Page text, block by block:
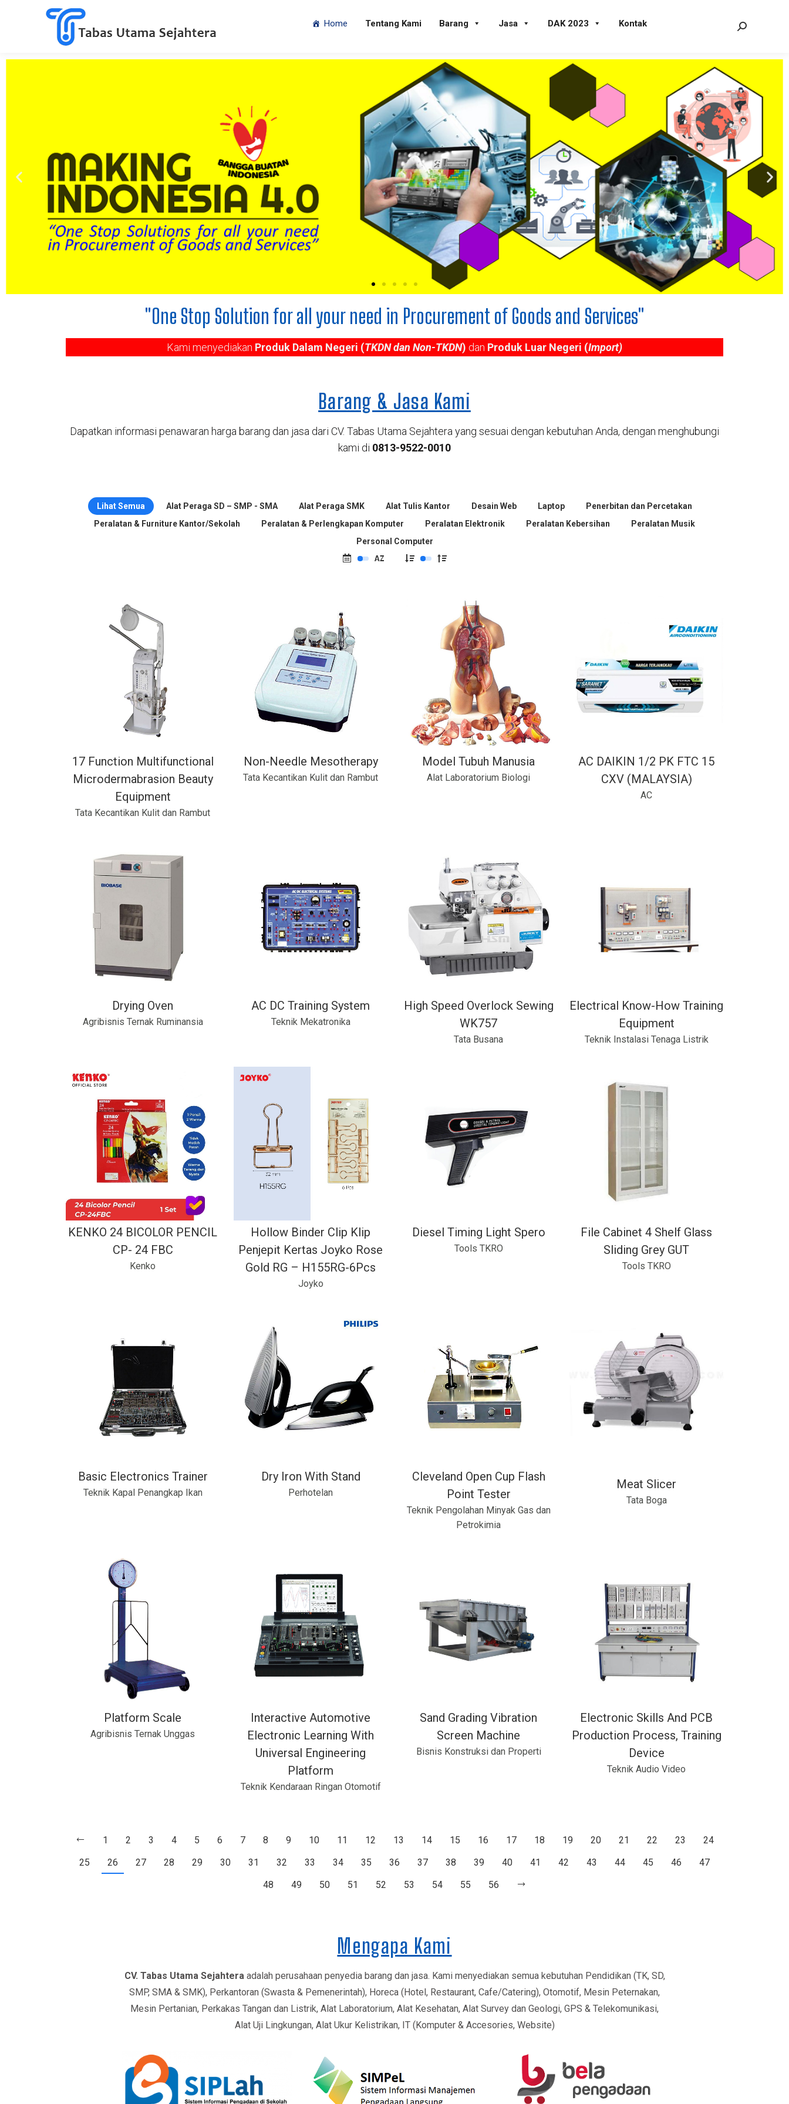
Home Tentang Kami Barang Jasa DAK 2023 Kontak
Alat Peraga SMK
Revitalisasi sarana pembelajaran SMK dengan alat peraga SMK yang kami sediakan
sesuai dengan bidang keahlian, guna mempersiapkan lulusan yang memiliki
kompetensi ketrampilan atau keahlian di dunia usaha dan industri
Lihat Halaman
"One Stop Solution for all your need in Procurement of Goods and Services"
Kami menyediakan Produk Dalam Negeri (TKDN dan Non-TKDN) dan Produk Luar Negeri (Import)
Barang & Jasa Kami
Dapatkan informasi penawaran harga barang dan jasa dari CV. Tabas Utama Sejahtera yang sesuai dengan kebutuhan Anda, dengan menghubungi
kami di 0813-9522-0010
Lihat Semua Alat Peraga SD – SMP - SMA Alat Peraga SMK Alat Tulis Kantor Desain Web Laptop
Penerbitan dan Percetakan
Peralatan & Furniture Kantor/Sekolah
Peralatan & Perlengkapan Komputer Peralatan Elektronik Peralatan Kebersihan
Peralatan Musik
Personal Computer
17 Function Multifunctional
Microdermabrasion Beauty
Equipment
Tata Kecantikan Kulit dan Rambut
Non-Needle Mesotherapy
Tata Kecantikan Kulit dan Rambut
Model Tubuh Manusia
Alat Laboratorium Biologi
AC DAIKIN 1/2 PK FTC 15
CXV (MALAYSIA)
AC
Drying Oven
Agribisnis Ternak Ruminansia
AC DC Training System
Teknik Mekatronika
High Speed Overlock Sewing
WK757
Tata Busana
Electrical Know-How Training
Equipment
Teknik Instalasi Tenaga Listrik
KENKO 24 BICOLOR PENCIL
CP- 24 FBC
Kenko
Hollow Binder Clip Klip
Penjepit Kertas Joyko Rose
Gold RG – H155RG-6Pcs
Joyko
Diesel Timing Light Spero
Tools TKRO
File Cabinet 4 Shelf Glass
Sliding Grey GUT
Tools TKRO
Basic Electronics Trainer
Teknik Kapal Penangkap Ikan
Dry Iron With Stand
Perhotelan
Cleveland Open Cup Flash
Point Tester
Teknik Pengolahan Minyak Gas dan
Petrokimia
Meat Slicer
Tata Boga
Platform Scale
Agribisnis Ternak Unggas
Interactive Automotive
Electronic Learning With
Universal Engineering
Platform
Teknik Kendaraan Ringan Otomotif
Sand Grading Vibration
Screen Machine
Bisnis Konstruksi dan Properti
Electronic Skills And PCB
Production Process, Training
Device
Teknik Audio Video
1 2 3 4 5 6 7 8 9 10 11 12 13 14 15 16 17 18 19 20 21 22 23
24
25
26 27 28 29 30 31 32 33 34 35 36 37 38 39 40 41 42 43 44 45 46
47
48
49 50 51 52 53 54 55 56
Mengapa Kami
CV. Tabas Utama Sejahteraadalah perusahaan penyedia barang dan jasa. Kami menyediakan semua kebutuhan Pendidikan (TK, SD,
SMP, SMA & SMK), Perkantoran (Swasta & Pemenerintah), Horeca (Hotel, Restaurant, Cafe/Catering), Otomotif, Mesin Peternakan,
Mesin Pertanian, Perkakas Tangan dan Listrik, Alat Laboratorium, Alat Kesehatan, Alat Survey dan Geologi, GPS & Telekomunikasi,
Alat Uji Lingkungan, Alat Ukur Kelistrikan, IT (Komputer & Accesories, Website)